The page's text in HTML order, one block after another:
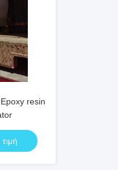
resin